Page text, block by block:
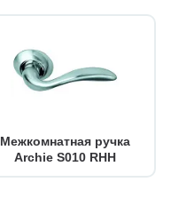
Межкомнатная ручка
Archie S010 RHH